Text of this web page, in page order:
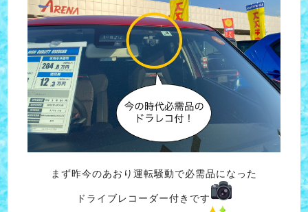
まず昨今のあおり運転騒動で必需品になった
ドライブレコーダー付きです